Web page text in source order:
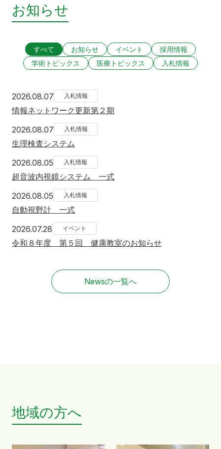
お知らせ
すべて お知らせ イベント
採用情報
学術トピックス
医療トピックス 入札情報
2026.08.07 2026年8月7日
入札情報
情報ネットワーク更新第２期
2026.08.07 2026年8月7日
入札情報
生理検査システム
2026.08.05 2026年8月5日
入札情報
超音波内視鏡システム 一式
2026.08.05 2026年8月5日
入札情報
自動視野計 一式
2026.07.28 2026年7月28日
イベント
令和８年度 第５回 健康教室のお知らせ
Newsの一覧へ
地域の方へ